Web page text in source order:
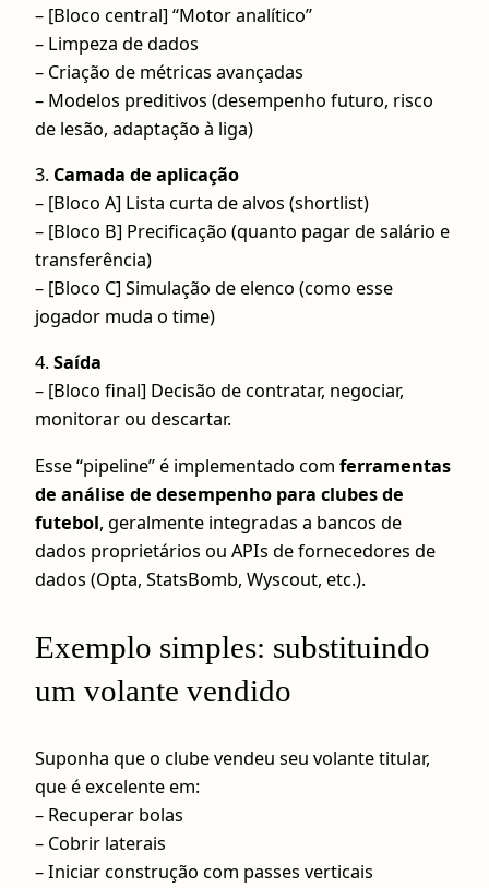
– [Bloco central] “Motor analítico”
– Limpeza de dados
– Criação de métricas avançadas
– Modelos preditivos (desempenho futuro, risco
de lesão, adaptação à liga)
3. Camada de aplicação
– [Bloco A] Lista curta de alvos (shortlist)
– [Bloco B] Precificação (quanto pagar de salário e
transferência)
– [Bloco C] Simulação de elenco (como esse
jogador muda o time)
4.Saída
– [Bloco final] Decisão de contratar, negociar,
monitorar ou descartar.
Esse “pipeline” é implementado com ferramentas
de análise de desempenho para clubes de
futebol, geralmente integradas a bancos de
dados proprietários ou APIs de fornecedores de
dados (Opta, StatsBomb, Wyscout, etc.).
Exemplo simples: substituindo
um volante vendido
Suponha que o clube vendeu seu volante titular,
que é excelente em:
– Recuperar bolas
– Cobrir laterais
– Iniciar construção com passes verticais